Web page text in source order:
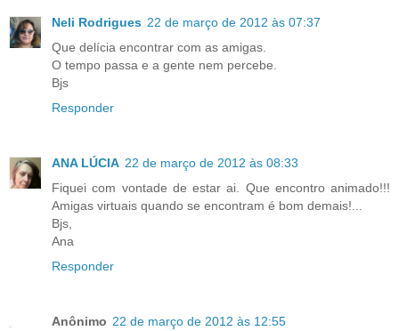
Neli Rodrigues 22 de março de 2012 às 07:37
Que delícia encontrar com as amigas.
O tempo passa e a gente nem percebe.
Bjs
Responder
ANA LÚCIA 22 de março de 2012 às 08:33
Fiquei com vontade de estar ai. Que encontro animado!!!
Amigas virtuais quando se encontram é bom demais!...
Bjs,
Ana
Responder
Anônimo 22 de março de 2012 às 12:55